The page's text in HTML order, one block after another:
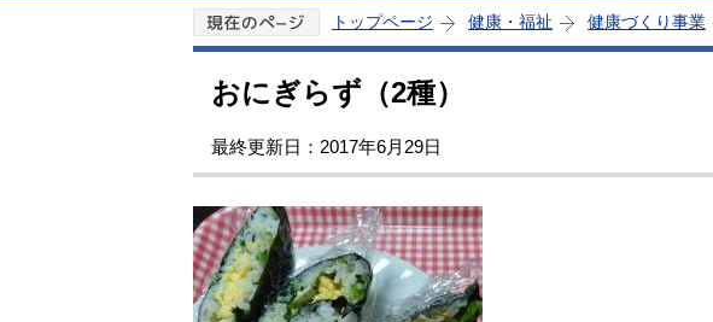
トップページ 健康・福祉 健康づくり事業
おにぎらず（2種）
最終更新日：2017年6月29日